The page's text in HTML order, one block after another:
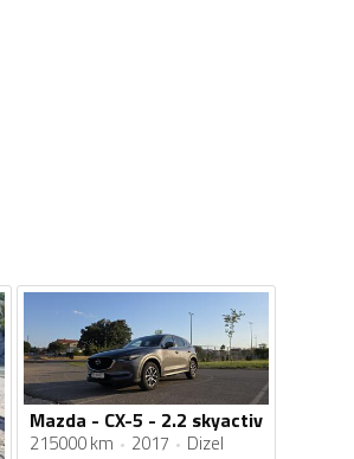
Mazda - CX-5 - 2.2 skyactiv
215000 km 2017 Dizel